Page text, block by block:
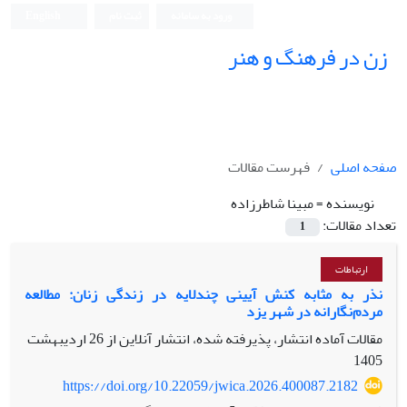
زن در فرهنگ و هنر
صفحه اصلی
فهرست مقالات
نویسنده =مبینا شاطرزاده
تعداد مقالات:
1
ارتباطات
نذر به مثابه کنش آیینی چندلایه در زندگی زنان: مطالعه
مردم‌نگارانه در شهر یزد
مقالات آماده انتشار، پذیرفته شده، انتشار آنلاین از
26 اردیبهشت
1405
https://doi.org/10.22059/jwica.2026.400087.2182